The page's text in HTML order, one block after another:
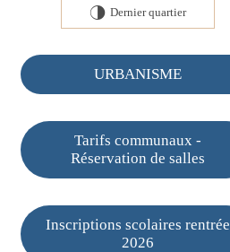
T Dernier quartier
URBANISME
Tarifs communaux -
Réservation de salles
Inscriptions scolaires rentrée
2026